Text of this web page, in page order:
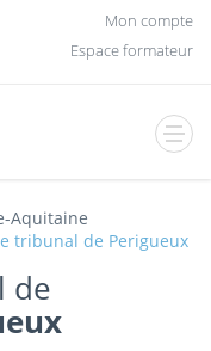
Mon compte
Espace formateur
Aquitaine
tribunal de Perigueux
de